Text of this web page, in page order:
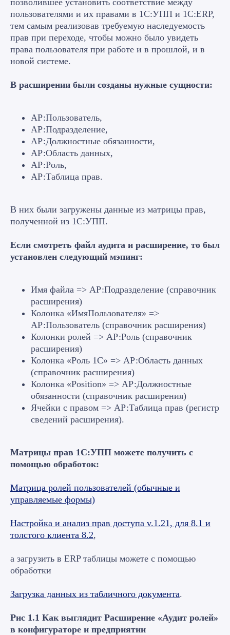
пользователями и их правами в 1С:УПП и 1С:ERP,
тем самым реализовав требуемую наследуемость
прав при переходе, чтобы можно было увидеть
права пользователя при работе и в прошлой, и в
новой системе.
В расширении были созданы нужные сущности:
АР:Пользователь,
АР:Подразделение,
АР:Должностные обязанности,
АР:Область данных,
АР:Роль,
АР:Таблица прав.
В них были загружены данные из матрицы прав,
полученной из 1С:УПП.
Если смотреть файл аудита и расширение, то был
установлен следующий мэпинг:
Имя файла => АР:Подразделение (справочник
расширения)
Колонка «ИмяПользователя» =>
АР:Пользователь (справочник расширения)
Колонки ролей => АР:Роль (справочник
расширения)
Колонка «Роль 1С» => АР:Область данных
(справочник расширения)
Колонка «Position» => АР:Должностные
обязанности (справочник расширения)
Ячейки с правом => АР:Таблица прав (регистр
сведений расширения).
Матрицы прав 1С:УПП можете получить с
помощью обработок:
Матрица ролей пользователей (обычные и
управляемые формы)
Настройка и анализ прав доступа v.1.21, для 8.1 и
толстого клиента 8.2,
а загрузить в ERP таблицы можете с помощью
обработки
Загрузка данных из табличного документа.
Рис 1.1 Как выглядит Расширение «Аудит ролей»
в конфигураторе и предприятии